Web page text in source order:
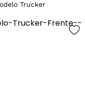
Trucker